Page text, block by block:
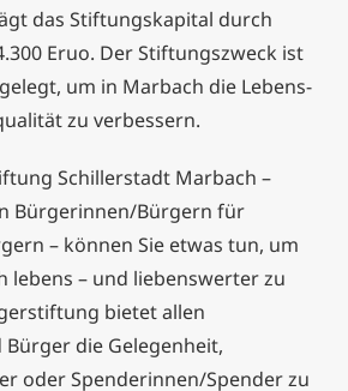
das Stiftungskapital durch
Eruo. Der Stiftungszweck ist
um in Marbach die Lebens-
zu verbessern.
Schillerstadt Marbach –
Bürgerinnen/Bürgern für
– können Sie etwas tun, um
lebens – und liebenswerter zu
bietet allen
die Gelegenheit,
oder Spenderinnen/Spender zu